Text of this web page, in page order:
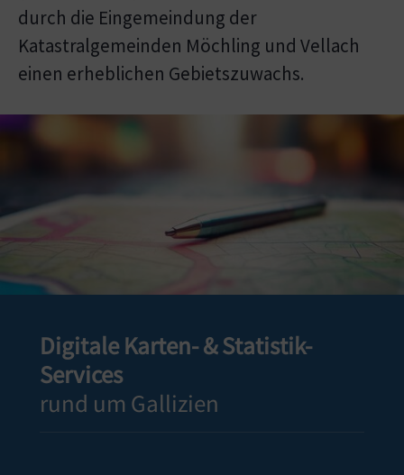
durch die Eingemeindung der
Katastralgemeinden Möchling und Vellach
einen erheblichen Gebietszuwachs.
Digitale Karten- & Statistik-
Services
rund um Gallizien